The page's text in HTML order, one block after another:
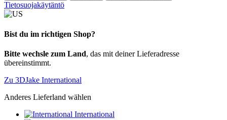
Tietosuojakäytäntö
Bist du im richtigen Shop?
Bitte wechsle zum Land, das mit deiner Lieferadresse
übereinstimmt.
Zu 3DJake International
Anderes Lieferland wählen
International